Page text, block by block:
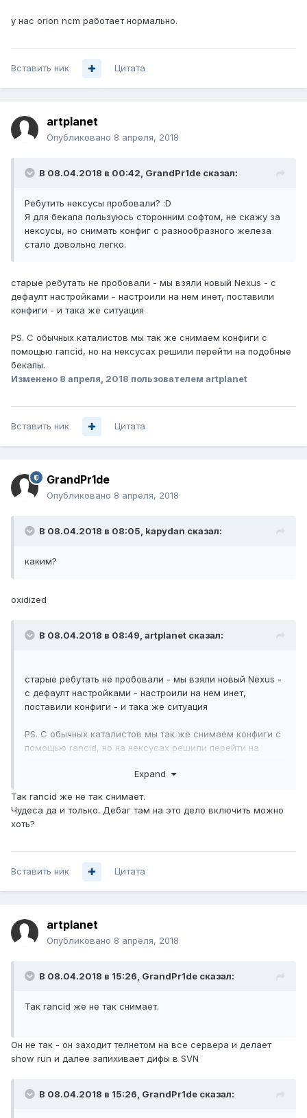
у нас orion ncm работает нормально.
Вставить ник Цитата
artplanet
Опубликовано 8 апреля, 2018
В 08.04.2018 в 00:42, GrandPr1de сказал:
Ребутить нексусы пробовали? :D
Я для бекапа пользуюсь сторонним софтом, не скажу за
нексусы, но снимать конфиг с разнообразного железа
стало довольно легко.
старые ребутать не пробовали - мы взяли новый Nexus - с
дефаулт настройками - настроили на нем инет, поставили
конфиги - и така же ситуация
PS. С обычных каталистов мы так же снимаем конфиги с
помощью rancid, но на нексусах решили перейти на подобные
бекапы.
Изменено 8 апреля, 2018 пользователем artplanet
Вставить ник Цитата
GrandPr1de
Опубликовано 8 апреля, 2018
В 08.04.2018 в 08:05, kapydan сказал:
каким?
oxidized
В 08.04.2018 в 08:49, artplanet сказал:
старые ребутать не пробовали - мы взяли новый Nexus -
с дефаулт настройками - настроили на нем инет,
поставили конфиги - и така же ситуация
PS. С обычных каталистов мы так же снимаем конфиги с
помощью rancid, но на нексусах решили перейти на
Expand
Так rancid же не так снимает.
Чудеса да и только. Дебаг там на это дело включить можно
хоть?
Вставить ник Цитата
artplanet
Опубликовано 8 апреля, 2018
В 08.04.2018 в 15:26, GrandPr1de сказал:
Так rancid же не так снимает.
Он не так - он заходит телнетом на все сервера и делает
show run и далее запихивает дифы в SVN
В 08.04.2018 в 15:26, GrandPr1de сказал: